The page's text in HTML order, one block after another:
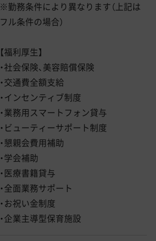
※勤務条件により異なります（上記は
フル条件の場合）
【福利厚生】
・社会保険、美容賠償保険
・交通費全額支給
・インセンティブ制度
・業務用スマートフォン貸与
・ビューティーサポート制度
・懇親会費用補助
・学会補助
・医療書籍貸与
・全面業務サポート
・お祝い金制度
・企業主導型保育施設